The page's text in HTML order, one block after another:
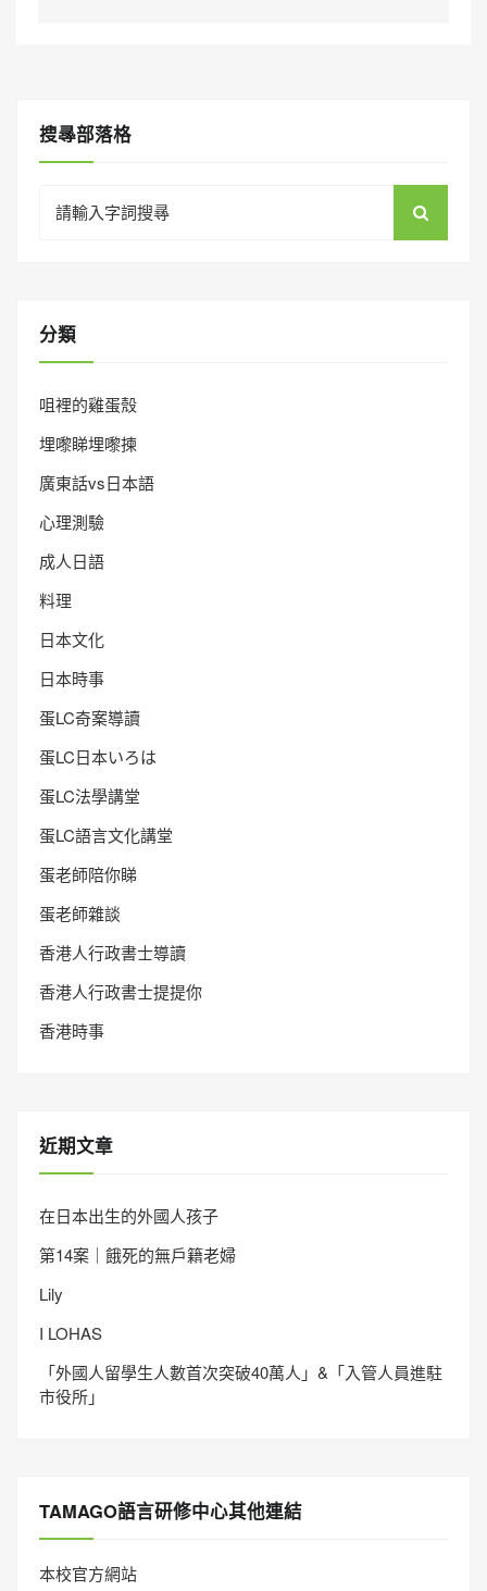
搜㝷部落格
for:
分類
咀裡的雞蛋殼
埋嚟睇埋嚟揀
廣東話vs日本語
心理測驗
成人日語
料理
日本文化
日本時事
蛋LC奇案導讀
蛋LC日本いろは
蛋LC法學講堂
蛋LC語言文化講堂
蛋老師陪你睇
蛋老師雜談
香港人行政書士導讀
香港人行政書士提提你
香港時事
近期文章
在日本出生的外國人孩子
第14案｜餓死的無戶籍老婦
Lily
I LOHAS
「外國人留學生人數首次突破40萬人」&「入管人員進駐
市役所」
TAMAGO語言研修中心其他連結
本校官方網站